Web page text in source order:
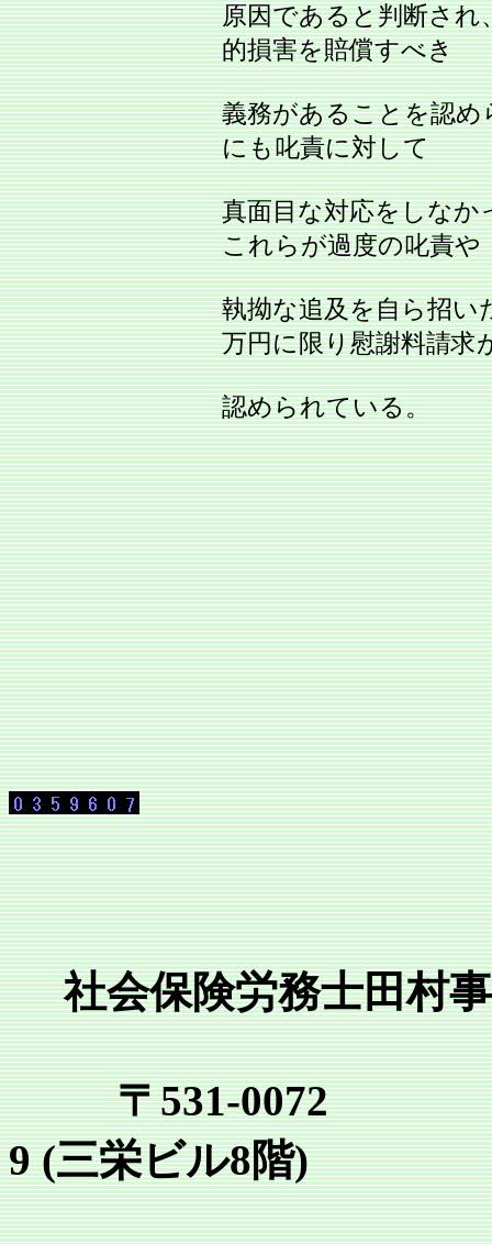
原因であると判断され
的損害を賠償すべき
義務があることを認め
にも叱責に対して
真面目な対応をしなか
これらが過度の叱責や
執拗な追及を自ら招い
万円に限り慰謝料請求
認められている。
社会保険労務士田村
〒531-0072 大
9 (三栄ビル8階)